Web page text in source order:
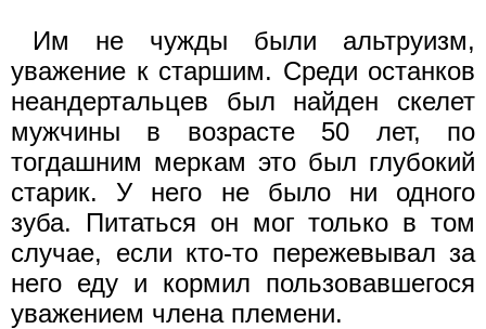
Им не чужды были альтруизм,
уважение к старшим. Среди останков
неандертальцев был найден скелет
мужчины в возрасте 50 лет, по
тогдашним меркам это был глубокий
старик. У него не было ни одного
зуба. Питаться он мог только в том
случае, если кто-то пережевывал за
него еду и кормил пользовавшегося
уважением члена племени.